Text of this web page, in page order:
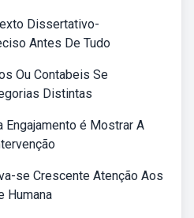
Dissertativo-
Antes De Tudo
Ou Contabeis Se
Distintas
Engajamento é Mostrar A
se Crescente Atenção Aos
Humana